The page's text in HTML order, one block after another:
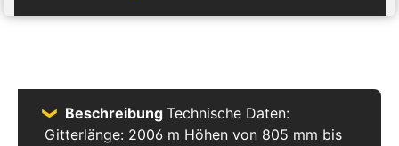
Beschreibung Technische Daten:
Gitterlänge: 2006 m Höhen von 805 mm bis